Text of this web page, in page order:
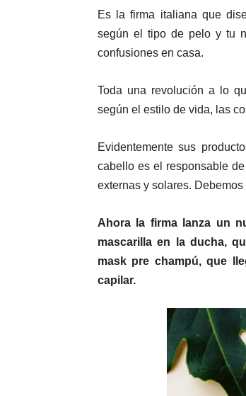
Es la firma italiana que
según el tipo de pelo y tu
confusiones en casa.
Toda una revolución a lo
según el estilo de vida, las
Evidentemente sus
cabello es el responsable
externas y solares.
Ahora la firma lanza un
mascarilla en la ducha,
mask pre champú, que
capilar.